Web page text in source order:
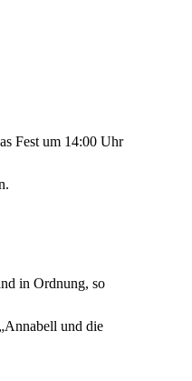
Fest um 14:00 Uhr
in Ordnung, so
und die